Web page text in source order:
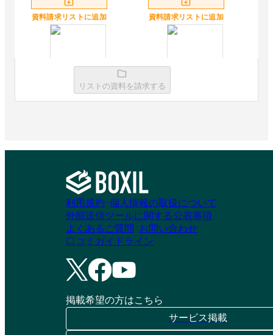
資料請求リストに追加 資料請求リストに追加
ジンジャー勤怠
資料請求リストに追加
資料請求リストに追加
COMPANY勤怠管理
資料請求リストに追加 資料請求リストに追加
リストの資料を請求する
利用規約 個人情報の取扱について
外部送信ツールに関する公表事項
よくあるご質問
お問い合わせ
口コミガイドライン
掲載希望の方はこちら
サービス掲載